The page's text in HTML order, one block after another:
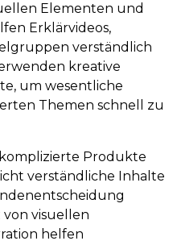
Elementen und
Erklärvideos,
verständlich
kreative
um wesentliche
Themen schnell zu
Produkte
verständliche Inhalte
visuellen
helfen